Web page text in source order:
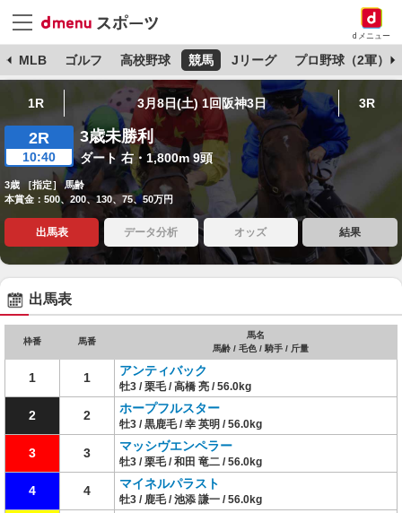
dメニュー
MLB ゴルフ 高校野球 競馬 Jリーグ プロ野球（2軍）
1R 3月8日(土) 1回阪神3日 3R
2R
10:40
3歳未勝利
ダート 右・1,800m 9頭
3歳 ［指定］ 馬齢
本賞金：500、200、130、75、50万円
出馬表 データ分析 オッズ 結果
出馬表
枠番 馬番
馬名
馬齢 / 毛色 / 騎手 / 斤量
1 1 アンティバック
牡3 / 栗毛 / 高橋 亮 / 56.0kg
2 2 ホープフルスター
牡3 / 黒鹿毛 / 幸 英明 / 56.0kg
3 3 マッシヴエンペラー
牡3 / 栗毛 / 和田 竜二 / 56.0kg
4 4 マイネルパラスト
牡3 / 鹿毛 / 池添 謙一 / 56.0kg